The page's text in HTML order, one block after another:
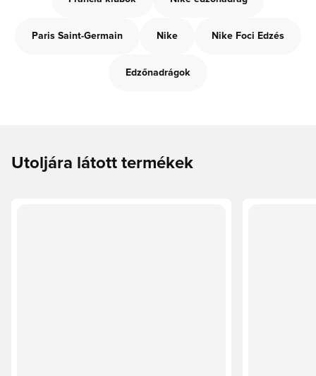
Paris Saint-Germain Nike Nike Foci Edzés
Edzőnadrágok
Utoljára látott termékek